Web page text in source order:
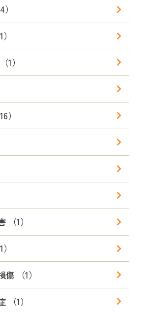
1）
）
（1）
（1）
（1）